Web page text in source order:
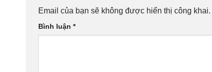
Email của bạn sẽ không được hiển thị công khai.
Bình luận *